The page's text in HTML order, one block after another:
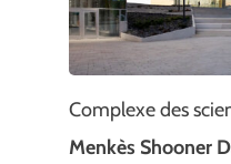
Complexe des
Menkès Shooner